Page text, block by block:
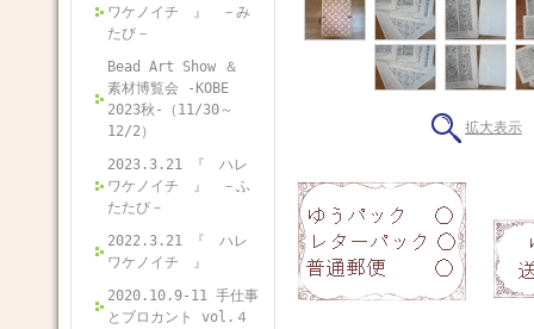
ワケノイチ 』 －み
たび－
Bead Art Show ＆
素材博覧会 -KOBE
2023秋-（11/30～
12/2）
2023.3.21 『 ハレ
ワケノイチ 』 －ふ
たたび－
2022.3.21 『 ハレ
ワケノイチ 』
2020.10.9-11 手仕事
とブロカント vol.４
拡大表示